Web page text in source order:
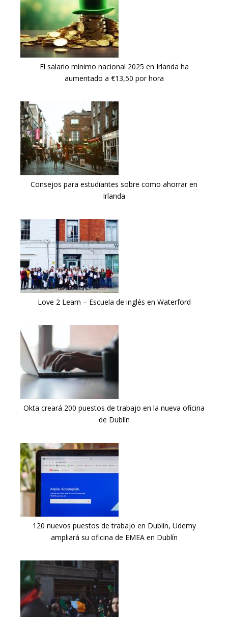
El salario mínimo nacional 2025 en Irlanda ha
aumentado a €13,50 por hora
Consejos para estudiantes sobre como ahorrar en
Irlanda
Love 2 Learn – Escuela de inglés en Waterford
Okta creará 200 puestos de trabajo en la nueva oficina
de Dublín
120 nuevos puestos de trabajo en Dublín, Udemy
ampliará su oficina de EMEA en Dublín